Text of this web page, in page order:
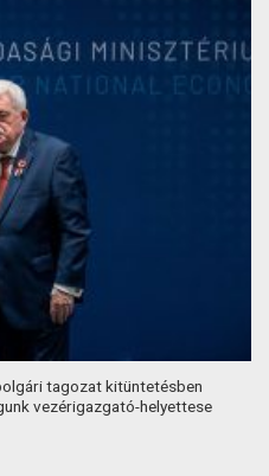
tagozat kitüntetésben
vezérigazgató-helyettese